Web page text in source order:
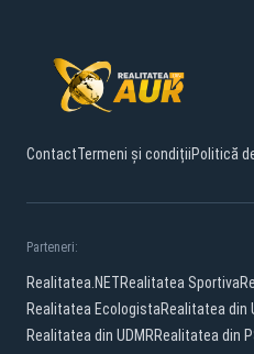
ContactTermeni și condițiiPolitică
Parteneri:
Realitatea.NETRealitatea Sportiva
Realitatea EcologistaRealitatea din
Realitatea din UDMRRealitatea din